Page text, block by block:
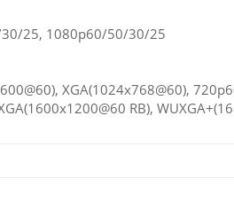
25, 1080p60/50/30/25
XGA(1024x768@60),
RB),